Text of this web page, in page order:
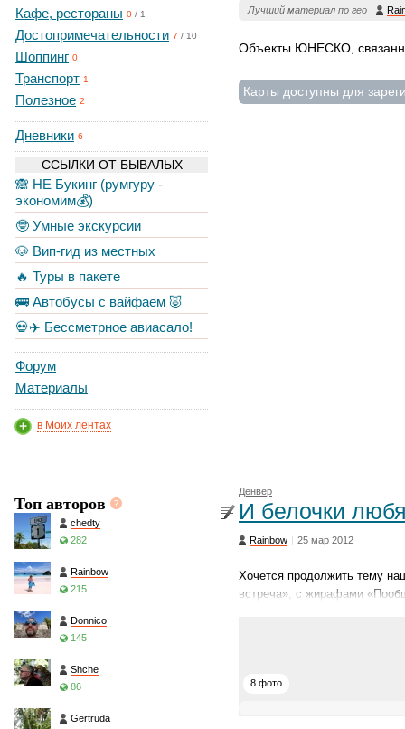
Кафе, рестораны 0 / 1
Достопримечательности 7 / 10
Шоппинг 0
Транспорт 1
Полезное 2
Дневники 6
ССЫЛКИ ОТ БЫВАЛЫХ
🙈 НЕ Букинг (румгуру -
экономим💰)
🤓 Умные экскурсии
🐶 Вип-гид из местных
🔥 Туры в пакете
🚌 Автобусы с вайфаем 🐷
💀✈️ Бессметрное авиасало!
Форум
Материалы
в Моих лентах
Топ авторов
chedty
282
Rainbow
215
Donnico
145
Shche
86
Gertruda
Лучший материал по гео
Объекты ЮНЕСКО,
Карты доступны для
Денвер
И белочки
Rainbow | 25 мар 2012
Хочется продолжить тему
встреча», с жирафами
8 фото